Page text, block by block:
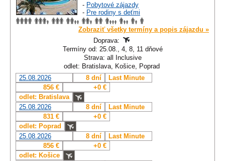
- Pobytové zájazdy
- Pre rodiny s deťmi
Zobraziť všetky termíny a popis zájazdu »
Doprava:
Termíny od: 25.08., 4, 8, 11 dňové
Strava: all Inclusive
odlet: Bratislava, Košice, Poprad
25.08.2026
8 dní
Last Minute
856 €
+0 €
odlet: Bratislava
25.08.2026
8 dní
Last Minute
831 €
+0 €
odlet: Poprad
25.08.2026
8 dní
Last Minute
856 €
+0 €
odlet: Košice